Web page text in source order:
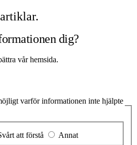
dig?
vår hemsida.
varför informationen inte hjälpte
att förstå
Annat